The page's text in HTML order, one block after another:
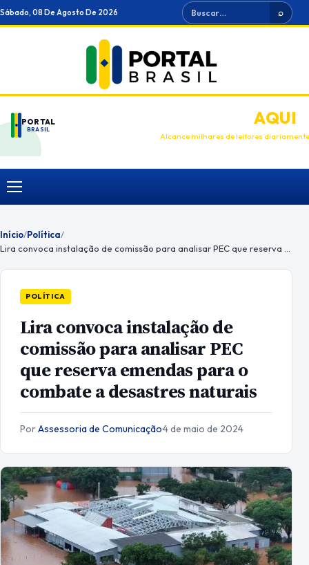
Ir
para
Sábado, 08 De Agosto De 2026 Buscar ⌕
PORTAL
BRASIL
ANUNCIEAQUI
Alcance milhares de leitores diariamente
Menu
Início/Política/
POLÍTICA
Lira convoca instalação de
comissão para analisar PEC
que reserva emendas para o
combate a desastres naturais
PorAssessoria de Comunicação·4 de maio de 2024